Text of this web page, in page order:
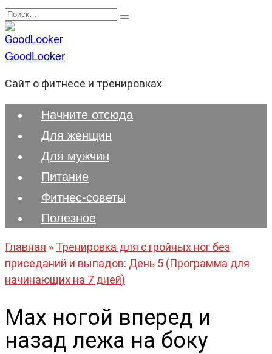
Перейти
к
содержанию
Search
for:
GoodLooker
Сайт о фитнесе и тренировках
Начните отсюда
Для женщин
Для мужчин
Питание
Фитнес-советы
Полезноe
Главная » Тренировка для стройных ног без
приседаний и выпадов: День 5 (Программа для
начинающих на 7 дней)
Мах ногой вперед и
назад лежа на боку